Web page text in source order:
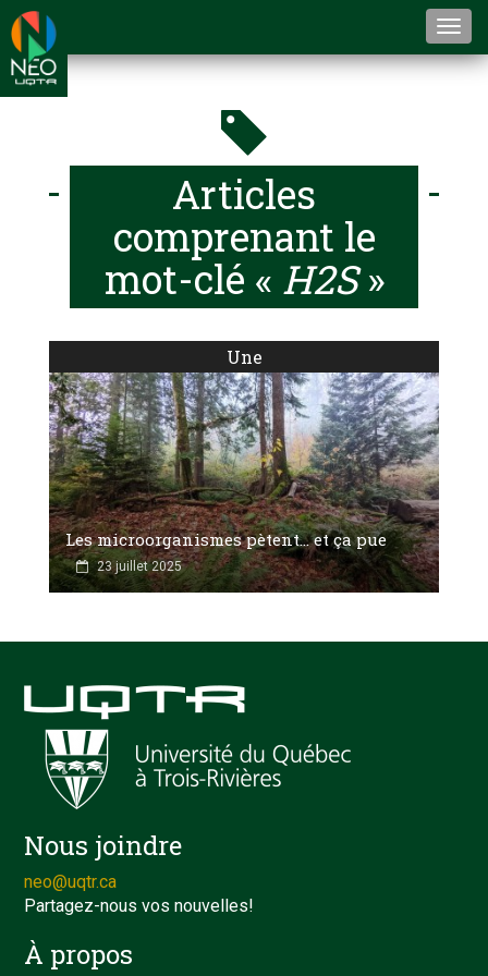
Articles
comprenant le
mot-clé « H2S»
Une
Les microorganismes pètent… et ça pue
23 juillet 2025
Nous joindre
neo@uqtr.ca
Partagez-nous vos nouvelles!
À propos